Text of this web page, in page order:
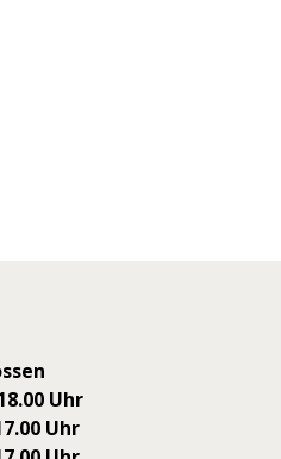
Uhr
Uhr